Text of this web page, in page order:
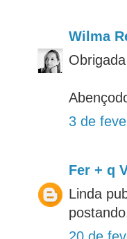
Wilma
3 de
Fer + q
Linda